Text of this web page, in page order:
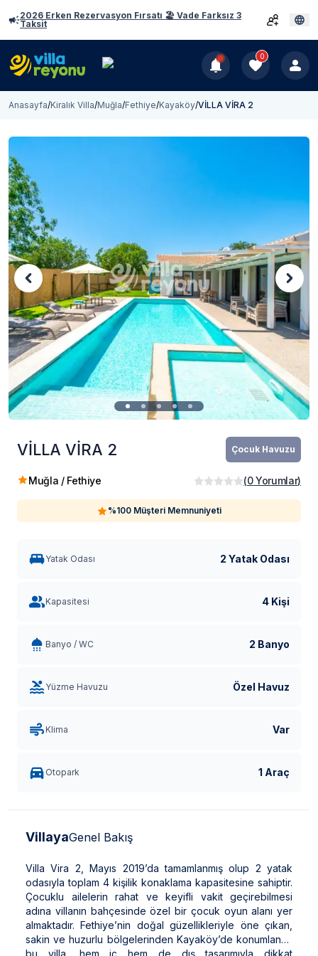
2026 Erken Rezervasyon Fırsatı 🏖️ Vade Farksız 3
Taksit
0
Anasayfa/Kiralık Villa/Muğla/Fethiye/Kayaköy/VİLLA VİRA 2
VİLLA VİRA 2 Çocuk Havuzu
Muğla / Fethiye (0 Yorumlar)
%100 Müşteri Memnuniyeti
Yatak Odası 2 Yatak Odası
Kapasitesi 4 Kişi
Banyo / WC 2 Banyo
Yüzme Havuzu Özel Havuz
Klima Var
Otopark 1 Araç
VillayaGenel Bakış
Villa Vira 2, Mayıs 2019’da tamamlanmış olup 2 yatak
odasıyla toplam 4 kişilik konaklama kapasitesine sahiptir.
Çocuklu ailelerin rahat ve keyifli vakit geçirebilmesi
adına villanın bahçesinde özel bir çocuk oyun alanı yer
almaktadır. Fethiye’nin doğal güzellikleriyle öne çıkan,
sakin ve huzurlu bölgelerinden Kayaköy’de konumlanan
bu villa, hem iç hem de dış tasarımıyla dikkat